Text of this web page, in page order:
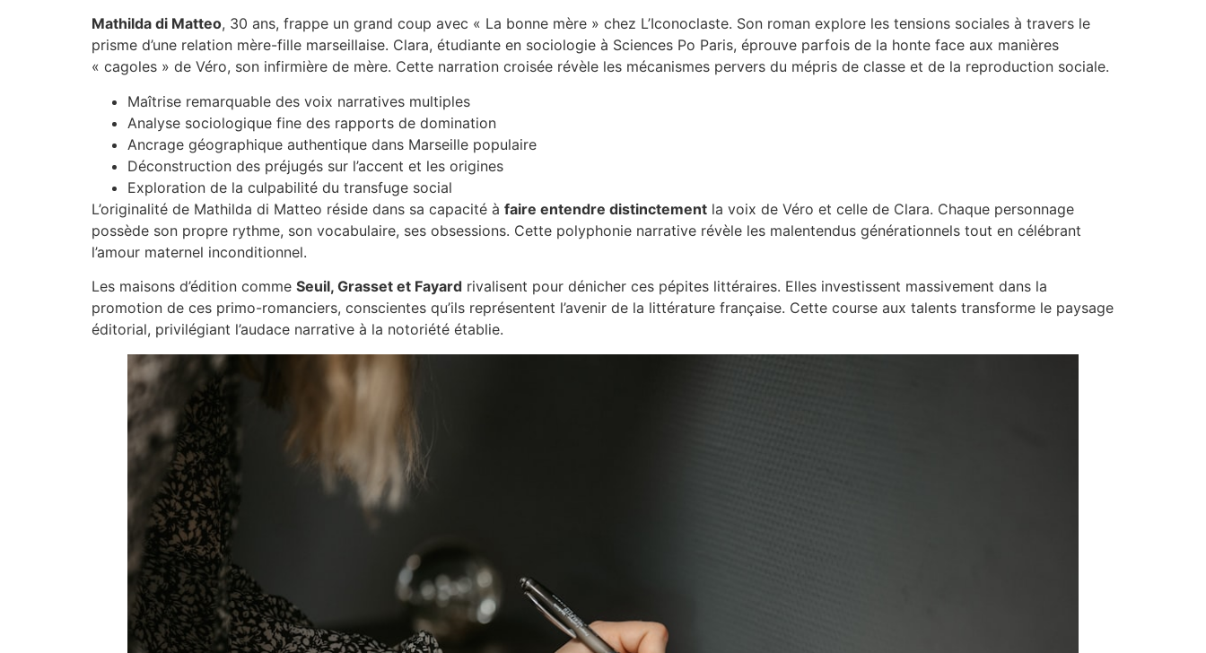
Mathilda di Matteo, 30 ans, frappe un grand coup avec « La bonne mère » chez L’Iconoclaste. Son roman explore les tensions sociales à travers le
prisme d’une relation mère-fille marseillaise. Clara, étudiante en sociologie à Sciences Po Paris, éprouve parfois de la honte face aux manières
« cagoles » de Véro, son infirmière de mère. Cette narration croisée révèle les mécanismes pervers du mépris de classe et de la reproduction sociale.
Maîtrise remarquable des voix narratives multiples
Analyse sociologique fine des rapports de domination
Ancrage géographique authentique dans Marseille populaire
Déconstruction des préjugés sur l’accent et les origines
Exploration de la culpabilité du transfuge social
L’originalité de Mathilda di Matteo réside dans sa capacité à faire entendre distinctement la voix de Véro et celle de Clara. Chaque personnage
possède son propre rythme, son vocabulaire, ses obsessions. Cette polyphonie narrative révèle les malentendus générationnels tout en célébrant
l’amour maternel inconditionnel.
Les maisons d’édition comme Seuil, Grasset et Fayard rivalisent pour dénicher ces pépites littéraires. Elles investissent massivement dans la
promotion de ces primo-romanciers, conscientes qu’ils représentent l’avenir de la littérature française. Cette course aux talents transforme le paysage
éditorial, privilégiant l’audace narrative à la notoriété établie.